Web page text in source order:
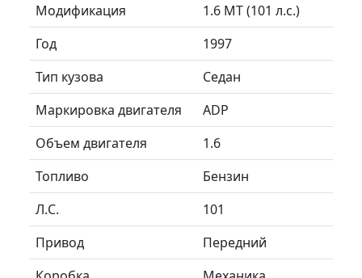
Модификация
1.6 MT (101 л.с.)
Год
1997
Тип кузова
Седан
Маркировка двигателя
ADP
Объем двигателя
1.6
Топливо
Бензин
Л.C.
101
Привод
Передний